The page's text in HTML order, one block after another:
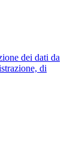
dei dati da
di